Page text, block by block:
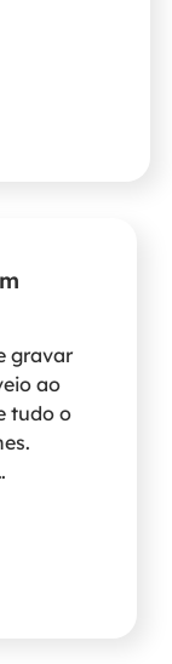
gravar
ao
tudo o